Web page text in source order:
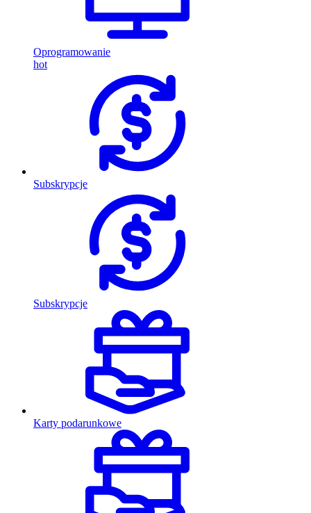
Oprogramowanie
hot
Subskrypcje
Subskrypcje
Karty podarunkowe